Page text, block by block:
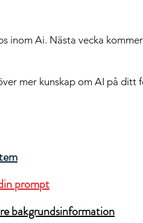
inom Ai. Nästa vecka
mer kunskap om AI på ditt
prompt
bakgrundsinformation